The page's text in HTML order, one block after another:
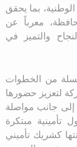
بما يحقق
معرباً عن
والتميز في
من الخطوات
لتعزيز حضورها
جانب مواصلة
تأمينية مبتكرة
كشريك تأميني